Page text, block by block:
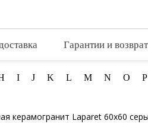
Гарантии и возврат
I J K L M N O P
керамогранит Laparet 60x60